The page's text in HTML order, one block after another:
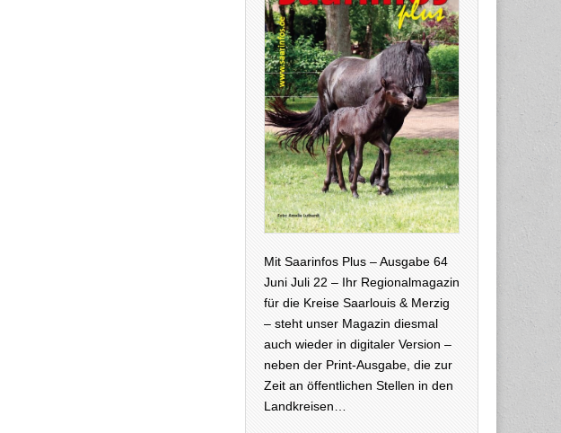
Mit Saarinfos Plus – Ausgabe 64
Juni Juli 22 – Ihr Regionalmagazin
für die Kreise Saarlouis & Merzig
– steht unser Magazin diesmal
auch wieder in digitaler Version –
neben der Print-Ausgabe, die zur
Zeit an öffentlichen Stellen in den
Landkreisen…